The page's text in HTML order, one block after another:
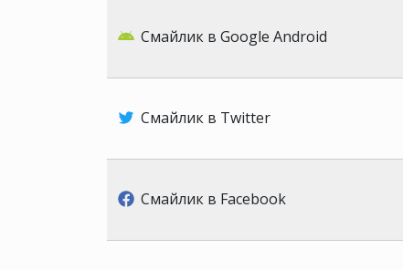
Смайлик в Google Android
Смайлик в Twitter
Смайлик в Facebook